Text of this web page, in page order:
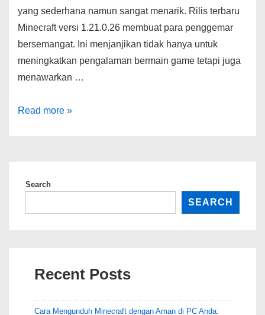
yang sederhana namun sangat menarik. Rilis terbaru
Minecraft versi 1.21.0.26 membuat para penggemar
bersemangat. Ini menjanjikan tidak hanya untuk
meningkatkan pengalaman bermain game tetapi juga
menawarkan …
Menjelajahi
Peningkatan
Read more »
Search
SEARCH
Recent Posts
Cara Mengunduh Minecraft dengan Aman di PC Anda: